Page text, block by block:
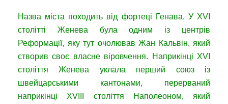
Назва міста походить від фортеці Генава. У XVI
столітті Женева була одним із центрів
Реформації, яку тут очолював Жан Кальвін, який
створив своє власне віровчення. Наприкінці XVI
століття Женева уклала перший союз із
швейцарськими кантонами, перерваний
наприкінці XVIII століття Наполеоном, який